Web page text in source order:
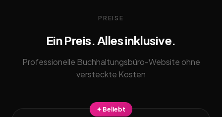
PREISE
Ein Preis. Alles inklusive.
Professionelle Buchhaltungsbüro-Website ohne
versteckte Kosten
✦ Beliebt